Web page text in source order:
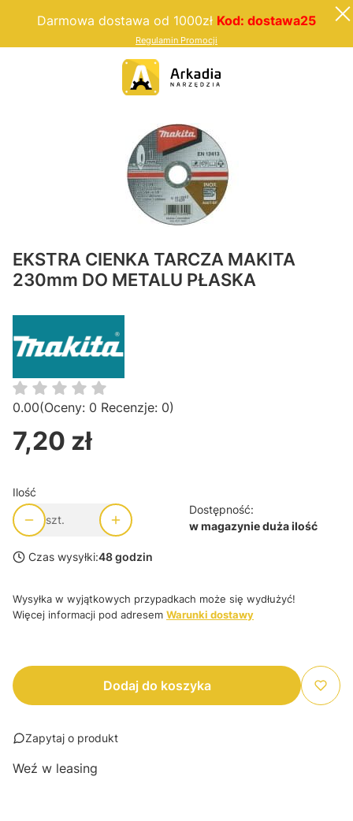
Darmowa dostawa od 1000zł Kod: dostawa25
Regulamin Promocji
EKSTRA CIENKA TARCZA MAKITA
230mm DO METALU PŁASKA
0.00(Oceny: 0 Recenzje: 0)
Cena
7,20 zł
Ilość
szt.
Dostępność:
w magazynie duża ilość
Czas wysyłki:48 godzin
Wysyłka w wyjątkowych przypadkach może się wydłużyć!
Więcej informacji pod adresem Warunki dostawy
Dodaj do koszyka
Zapytaj o produkt
Weź w leasing